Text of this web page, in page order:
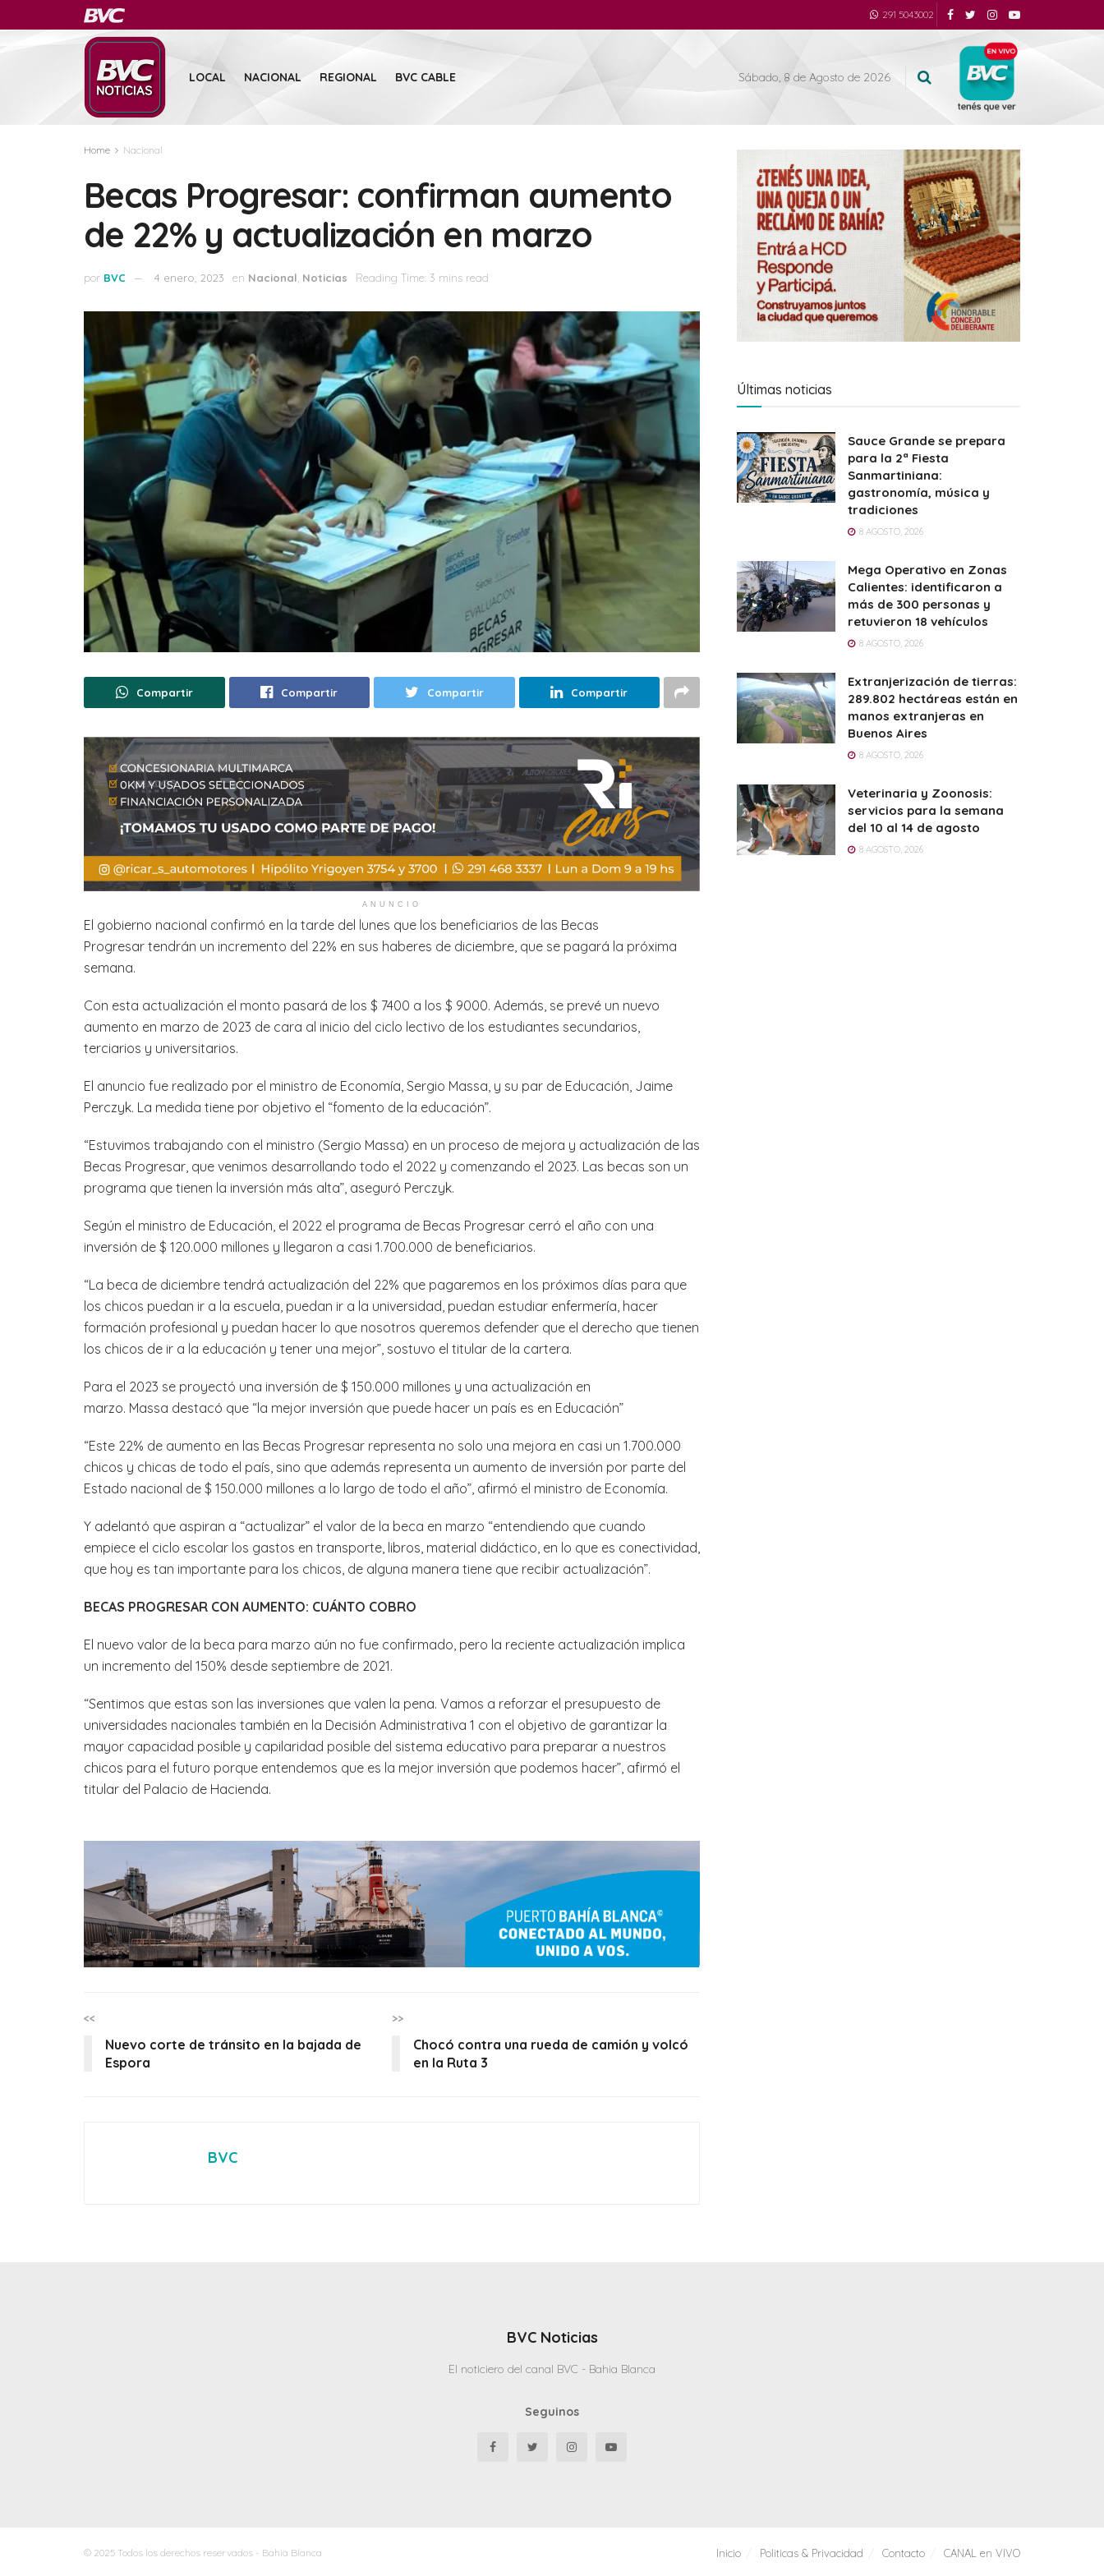
291 5043002
LOCAL NACIONAL REGIONAL BVC CABLE Sábado, 8 de Agosto de 2026
Home Nacional
Becas Progresar: confirman aumento
de 22% y actualización en marzo
por BVC 4 enero, 2023 en Nacional Noticias Reading Time: 3 mins read
Compartir Compartir Compartir Compartir
ANUNCIO
El gobierno nacional confirmó en la tarde del lunes que los beneficiarios de las Becas
Progresar tendrán un incremento del 22% en sus haberes de diciembre, que se pagará la próxima
semana.
Con esta actualización el monto pasará de los $ 7400 a los $ 9000. Además, se prevé un nuevo
aumento en marzo de 2023 de cara al inicio del ciclo lectivo de los estudiantes secundarios,
terciarios y universitarios.
El anuncio fue realizado por el ministro de Economía, Sergio Massa, y su par de Educación, Jaime
Perczyk. La medida tiene por objetivo el “fomento de la educación”.
“Estuvimos trabajando con el ministro (Sergio Massa) en un proceso de mejora y actualización de las
Becas Progresar, que venimos desarrollando todo el 2022 y comenzando el 2023. Las becas son un
programa que tienen la inversión más alta”, aseguró Perczyk.
Según el ministro de Educación, el 2022 el programa de Becas Progresar cerró el año con una
inversión de $ 120.000 millones y llegaron a casi 1.700.000 de beneficiarios.
“La beca de diciembre tendrá actualización del 22% que pagaremos en los próximos días para que
los chicos puedan ir a la escuela, puedan ir a la universidad, puedan estudiar enfermería, hacer
formación profesional y puedan hacer lo que nosotros queremos defender que el derecho que tienen
los chicos de ir a la educación y tener una mejor”, sostuvo el titular de la cartera.
Para el 2023 se proyectó una inversión de $ 150.000 millones y una actualización en
marzo. Massa destacó que “la mejor inversión que puede hacer un país es en Educación”
“Este 22% de aumento en las Becas Progresar representa no solo una mejora en casi un 1.700.000
chicos y chicas de todo el país, sino que además representa un aumento de inversión por parte del
Estado nacional de $ 150.000 millones a lo largo de todo el año”, afirmó el ministro de Economía.
Y adelantó que aspiran a “actualizar” el valor de la beca en marzo “entendiendo que cuando
empiece el ciclo escolar los gastos en transporte, libros, material didáctico, en lo que es conectividad,
que hoy es tan importante para los chicos, de alguna manera tiene que recibir actualización”.
BECAS PROGRESAR CON AUMENTO: CUÁNTO COBRO
El nuevo valor de la beca para marzo aún no fue confirmado, pero la reciente actualización implica
un incremento del 150% desde septiembre de 2021.
“Sentimos que estas son las inversiones que valen la pena. Vamos a reforzar el presupuesto de
universidades nacionales también en la Decisión Administrativa 1 con el objetivo de garantizar la
mayor capacidad posible y capilaridad posible del sistema educativo para preparar a nuestros
chicos para el futuro porque entendemos que es la mejor inversión que podemos hacer”, afirmó el
titular del Palacio de Hacienda.
<<
Nuevo corte de tránsito en la bajada de
Espora
>>
Chocó contra una rueda de camión y volcó
en la Ruta 3
BVC
Últimas noticias
Sauce Grande se prepara
para la 2ª Fiesta
Sanmartiniana:
gastronomía, música y
tradiciones
8 AGOSTO, 2026
Mega Operativo en Zonas
Calientes: identificaron a
más de 300 personas y
retuvieron 18 vehículos
8 AGOSTO, 2026
Extranjerización de tierras:
289.802 hectáreas están en
manos extranjeras en
Buenos Aires
8 AGOSTO, 2026
Veterinaria y Zoonosis:
servicios para la semana
del 10 al 14 de agosto
8 AGOSTO, 2026
BVC Noticias
El noticiero del canal BVC - Bahia Blanca
Seguinos
Inicio Politicas & Privacidad Contacto CANAL en VIVO
© 2025 Todos los derechos reservados - Bahia Blanca